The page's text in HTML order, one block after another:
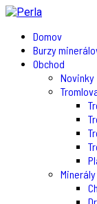
Domov
Burzy
Obchod
Novinky
Minerály